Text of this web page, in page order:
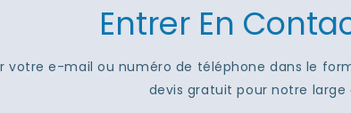
Entrer En
votre e-mail ou numéro de téléphone dans le
devis gratuit pour notre